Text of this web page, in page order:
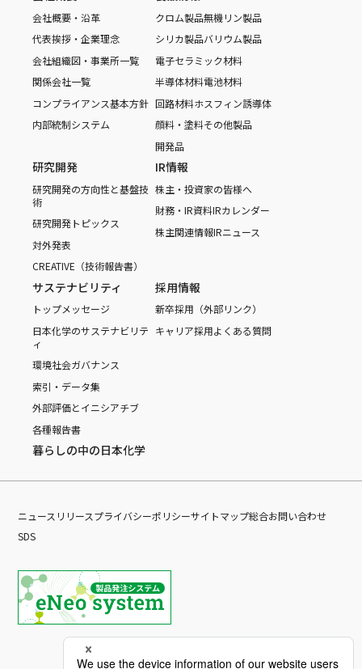
会社概要・沿革
代表挨拶・企業理念
会社組織図・事業所一覧
関係会社一覧
コンプライアンス基本方針
内部統制システム
クロム製品無機リン製品
シリカ製品バリウム製品
電子セラミック材料
半導体材料電池材料
回路材料ホスフィン誘導体
顔料・塗料その他製品
開発品
研究開発
研究開発の方向性と基盤技
術
研究開発トピックス
対外発表
CREATIVE（技術報告書）
IR情報
株主・投資家の皆様へ
財務・IR資料IRカレンダー
株主関連情報IRニュース
サステナビリティ
トップメッセージ
日本化学のサステナビリテ
ィ
環境社会ガバナンス
索引・データ集
外部評価とイニシアチブ
各種報告書
採用情報
新卒採用（外部リンク）
キャリア採用よくある質問
暮らしの中の日本化学
ニュースリリースプライバシーポリシーサイトマップ総合お問い合わせ
SDS